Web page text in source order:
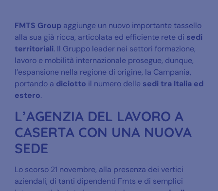
FMTS Group aggiunge un nuovo importante tassello
alla sua già ricca, articolata ed efficiente rete di sedi
territoriali. Il Gruppo leader nei settori formazione,
lavoro e mobilità internazionale prosegue, dunque,
l’espansione nella regione di origine, la Campania,
portando a diciotto il numero delle sedi tra Italia ed
estero.
L’AGENZIA DEL LAVORO A
CASERTA CON UNA NUOVA
SEDE
Lo scorso 21 novembre, alla presenza dei vertici
aziendali, di tanti dipendenti Fmts e di semplici